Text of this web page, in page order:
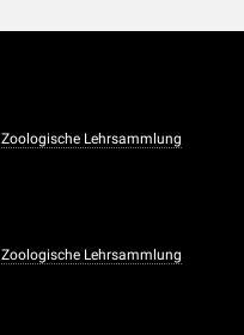
Zoologische Lehrsammlung
Zoologische Lehrsammlung